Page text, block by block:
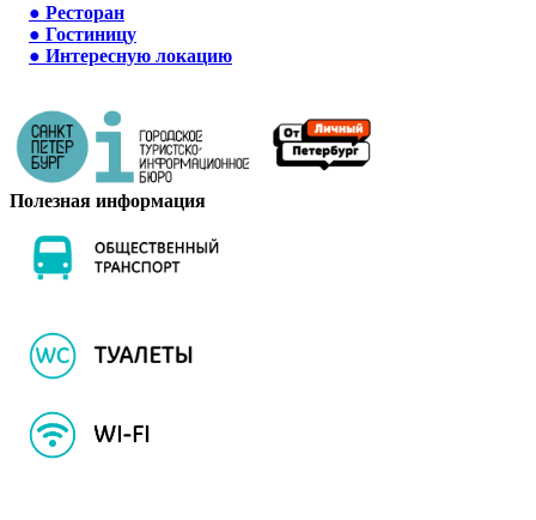
● Ресторан
● Гостиницу
● Интересную локацию
Полезная информация